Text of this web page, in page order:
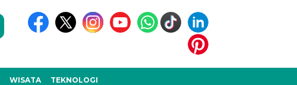
WISATA TEKNOLOGI